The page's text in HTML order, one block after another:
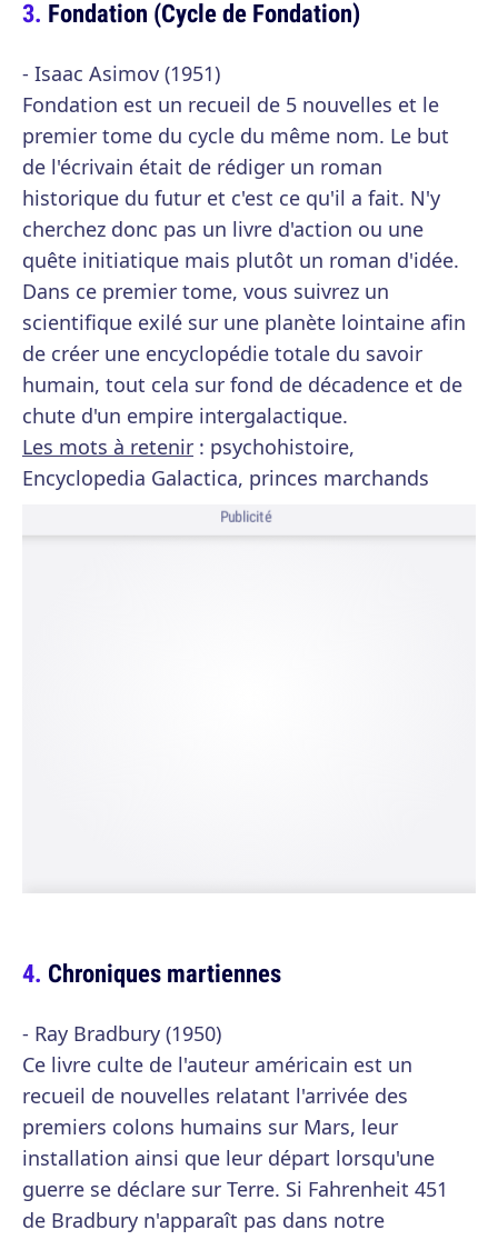
Fondation (Cycle de Fondation)
- Isaac Asimov (1951)
Fondation est un recueil de 5 nouvelles et le
premier tome du cycle du même nom. Le but
de l'écrivain était de rédiger un roman
historique du futur et c'est ce qu'il a fait. N'y
cherchez donc pas un livre d'action ou une
quête initiatique mais plutôt un roman d'idée.
Dans ce premier tome, vous suivrez un
scientifique exilé sur une planète lointaine afin
de créer une encyclopédie totale du savoir
humain, tout cela sur fond de décadence et de
chute d'un empire intergalactique.
Les mots à retenir : psychohistoire,
Encyclopedia Galactica, princes marchands
Publicité
Chroniques martiennes
- Ray Bradbury (1950)
Ce livre culte de l'auteur américain est un
recueil de nouvelles relatant l'arrivée des
premiers colons humains sur Mars, leur
installation ainsi que leur départ lorsqu'une
guerre se déclare sur Terre. Si Fahrenheit 451
de Bradbury n'apparaît pas dans notre